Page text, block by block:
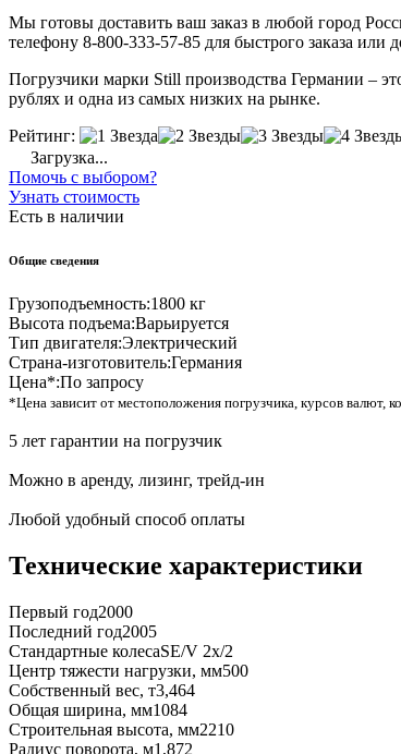
Мы готовы доставить ваш заказ в любой город
телефону 8-800-333-57-85 для быстрого заказа или
Погрузчики марки Still производства Германии –
рублях и одна из самых низких на рынке.
Рейтинг:
Загрузка...
Помочь с выбором?
Узнать стоимость
Есть в наличии
Общие сведения
Грузоподъемность:1800 кг
Высота подъема:Варьируется
Тип двигателя:Электрический
Страна-изготовитель:Германия
Цена*:По запросу
*Цена зависит от местоположения погрузчика, курсов валют,
5 лет гарантии на погрузчик
Можно в аренду, лизинг, трейд-ин
Любой удобный способ оплаты
Технические характеристики
Первый год2000
Последний год2005
Стандартные колесаSE/V 2x/2
Центр тяжести нагрузки, мм500
Собственный вес, т3,464
Общая ширина, мм1084
Строительная высота, мм2210
Радиус поворота, м1,872